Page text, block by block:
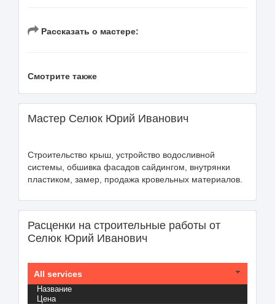
Рассказать о мастере:
Смотрите также
Мастер Селюк Юрий Иванович
Строительство крыш, устройство водосливной
системы, обшивка фасадов сайдингом, внутрянки
пластиком, замер, продажа кровельных материалов.
Расценки на строительные работы от
Селюк Юрий Иванович
All services
Название
Цена